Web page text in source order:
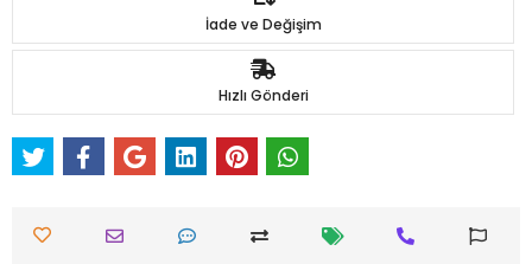
İade ve Değişim
Hızlı Gönderi